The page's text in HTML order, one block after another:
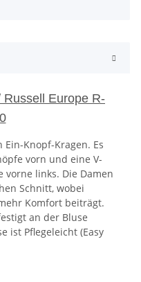
Europe R-
Knopf-Kragen. Es
vorn und eine V-
links. Die Damen
Schnitt, wobei
Komfort beiträgt.
an der Bluse
ist Pflegeleicht (Easy